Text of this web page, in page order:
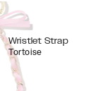
Wristlet Strap
Tortoise